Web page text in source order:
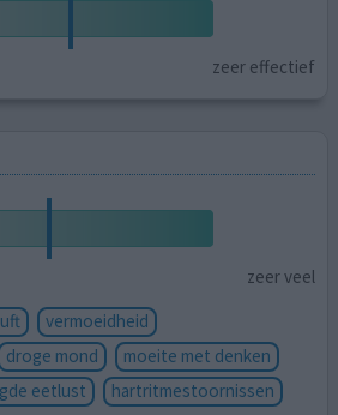
zeer effectief
zeer veel
vermoeidheid
droge mond
moeite met denken
eetlust
hartritmestoornissen